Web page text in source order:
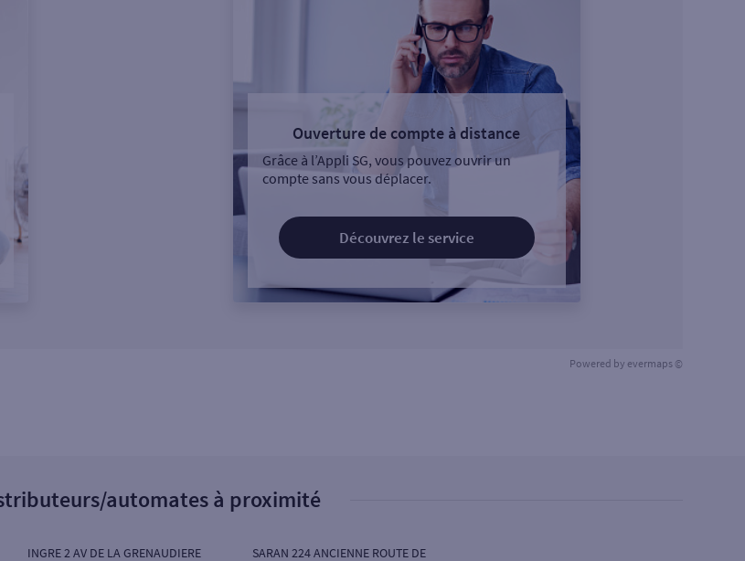
Ouverture de compte à distance
Grâce à l’Appli SG, vous pouvez ouvrir un
compte sans vous déplacer.
Découvrez le service
Powered by evermaps ©
automates à proximité
INGRE 2 AV DE LA GRENAUDIERE SARAN 224 ANCIENNE ROUTE DE